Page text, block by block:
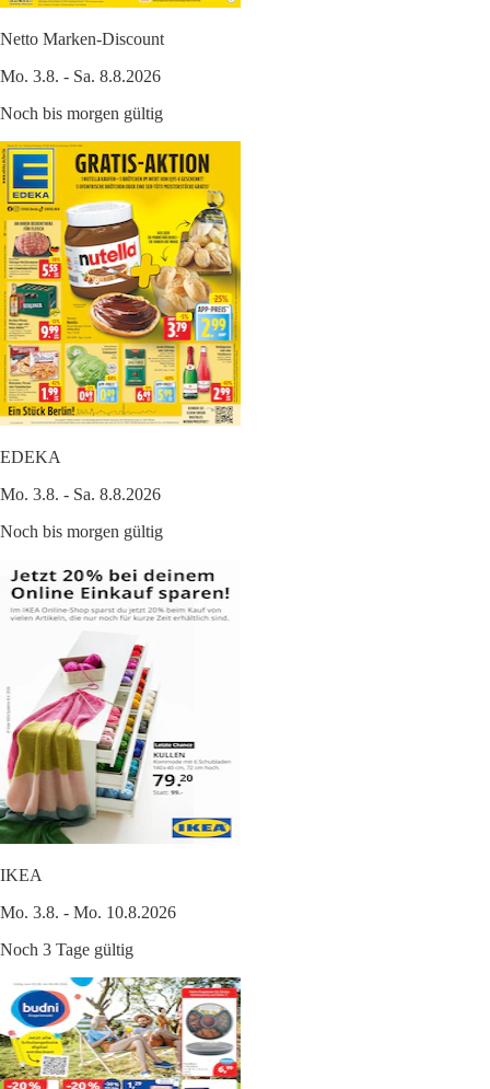
Netto Marken-Discount
Mo. 3.8. - Sa. 8.8.2026
Noch bis morgen gültig
EDEKA
Mo. 3.8. - Sa. 8.8.2026
Noch bis morgen gültig
IKEA
Mo. 3.8. - Mo. 10.8.2026
Noch 3 Tage gültig